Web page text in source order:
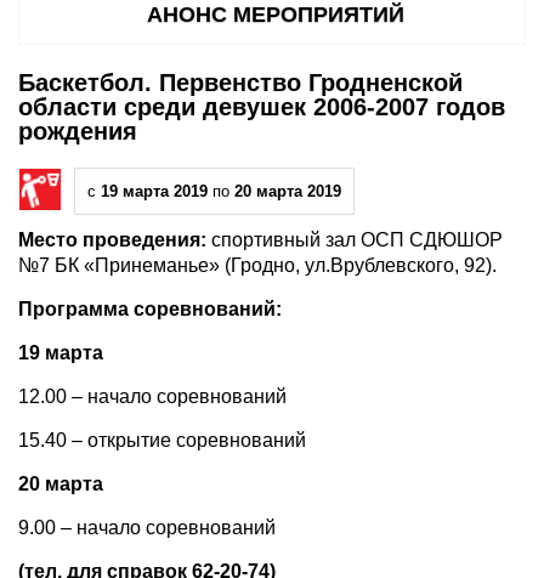
АНОНС МЕРОПРИЯТИЙ
Баскетбол. Первенство Гродненской
области среди девушек 2006-2007 годов
рождения
с 19 марта 2019 по 20 марта 2019
Место проведения: спортивный зал ОСП СДЮШОР
№7 БК «Принеманье» (Гродно, ул.Врублевского, 92).
Программа соревнований:
19 марта
12.00 – начало соревнований
15.40 – открытие соревнований
20 марта
9.00 – начало соревнований
(тел. для справок 62-20-74)